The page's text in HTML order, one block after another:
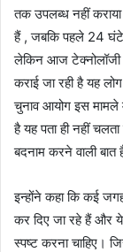
तक उपलब्ध नहीं
हैं , जबकि पहले 24 घंटे
लेकिन आज टेक्नोलॉजी
कराई जा रही है यह
चुनाव आयोग इस
है यह पता ही नहीं
बदनाम करने वाली बात
इन्होंने कहा कि कई
कर दिए जा रहे हैं और ये
स्पष्ट करना चाहिए।